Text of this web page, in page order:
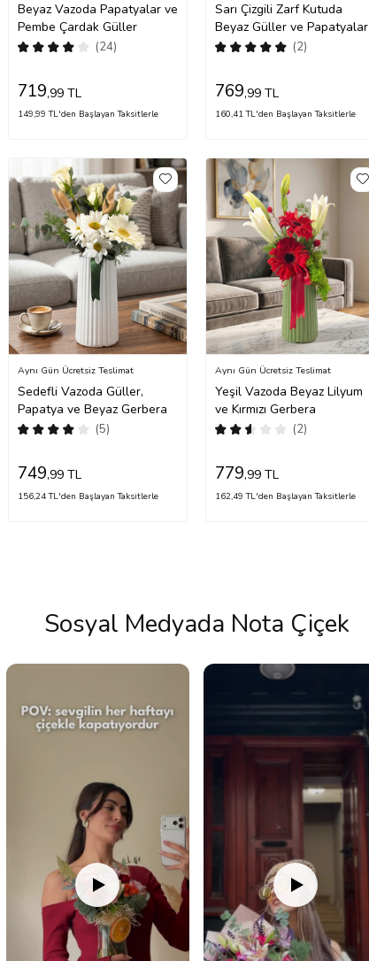
Beyaz Vazoda Papatyalar ve
Pembe Çardak Güller
(24)
719,99 TL
149,99 TL'den Başlayan Taksitlerle
Sarı Çizgili Zarf Kutuda
Beyaz Güller ve Papatyalar
(2)
769,99 TL
160,41 TL'den Başlayan Taksitlerle
Sedefli Vazoda Güller,
Papatya ve Beyaz Gerbera
(5)
Aynı Gün Ücretsiz Teslimat
749,99 TL
156,24 TL'den Başlayan Taksitlerle
Yeşil Vazoda Beyaz Lilyum
ve Kırmızı Gerbera
(2)
Aynı Gün Ücretsiz Teslimat
779,99 TL
162,49 TL'den Başlayan Taksitlerle
Sosyal Medyada Nota Çiçek